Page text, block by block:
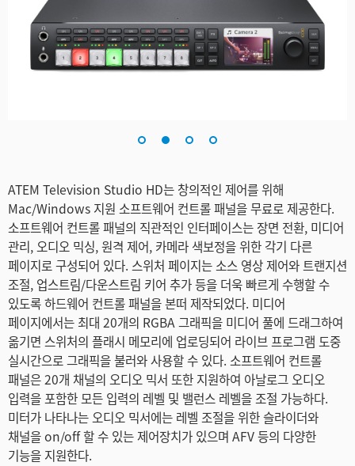
ATEM Television Studio HD는 창의적인 제어를 위해
Mac/Windows 지원 소프트웨어 컨트롤 패널을 무료로 제공한다.
소프트웨어 컨트롤 패널의 직관적인 인터페이스는 장면 전환, 미디어
관리, 오디오 믹싱, 원격 제어, 카메라 색보정을 위한 각기 다른
페이지로 구성되어 있다. 스위처 페이지는 소스 영상 제어와 트랜지션
조절, 업스트림/다운스트림 키어 추가 등을 더욱 빠르게 수행할 수
있도록 하드웨어 컨트롤 패널을 본떠 제작되었다. 미디어
페이지에서는 최대 20개의 RGBA 그래픽을 미디어 풀에 드래그하여
옮기면 스위처의 플래시 메모리에 업로딩되어 라이브 프로그램 도중
실시간으로 그래픽을 불러와 사용할 수 있다. 소프트웨어 컨트롤
패널은 20개 채널의 오디오 믹서 또한 지원하여 아날로그 오디오
입력을 포함한 모든 입력의 레벨 및 밸런스 레벨을 조절 가능하다.
미터가 나타나는 오디오 믹서에는 레벨 조절을 위한 슬라이더와
채널을 on/off 할 수 있는 제어장치가 있으며 AFV 등의 다양한
기능을 지원한다.